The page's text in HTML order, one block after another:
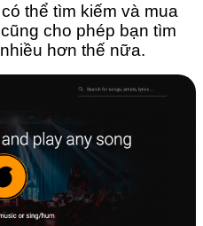
thể tìm kiếm và mua
cho phép bạn tìm
hơn thế nữa.